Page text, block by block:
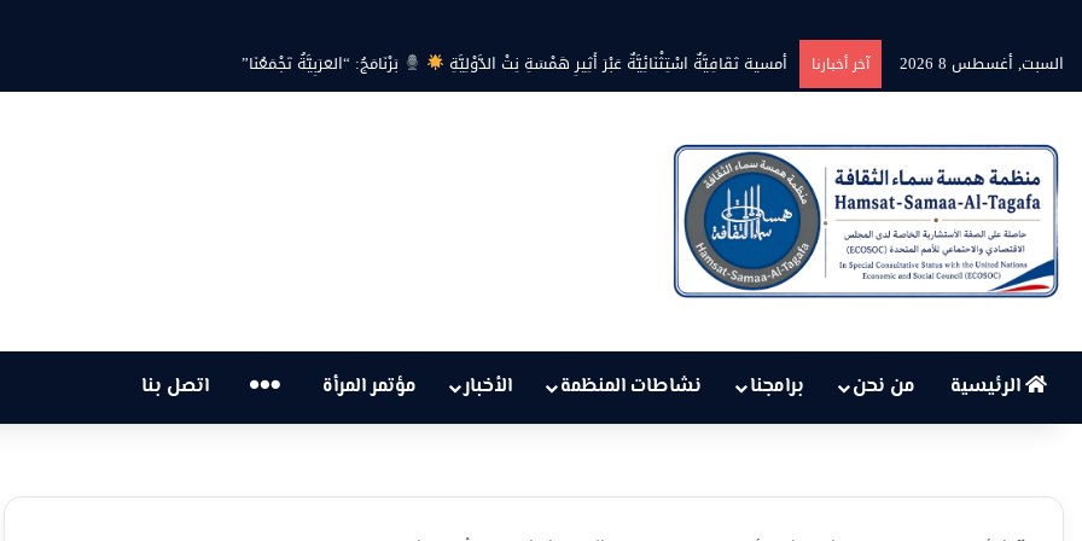
السبت, أغسطس 8 2026
آخر أخبارنا بين حرارة السماء وعجز البنية التحتية… هل أصبحت أزمة الكهرباء في تونس تهدد الحق في الحياة؟
الرئيسية من نحن برامجنا نشاطات المنظمة الأخبار مؤتمر المرأة … اتصل بنا